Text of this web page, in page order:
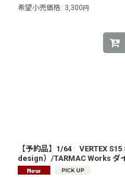
希望小売価格 : 3,300円
【予約品】1/64 VERTEX
design）/TARMAC Works ダ